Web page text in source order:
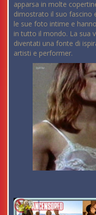
apparsa in molte
dimostrato il suo fascino
le sue foto intime e
in tutto il mondo. La sua
diventati una fonte di
artisti e performer.